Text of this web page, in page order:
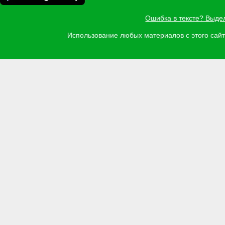
Ошибка в тексте?
Использование любых материалов с этого
Задать вопрос